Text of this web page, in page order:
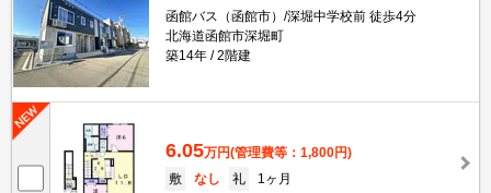
函館バス（函館市）/深堀中学校前 徒歩4分
北海道函館市深堀町
築14年
2階建
6.05万円(管理費等：1,800円)
敷
なし 礼
1ヶ月